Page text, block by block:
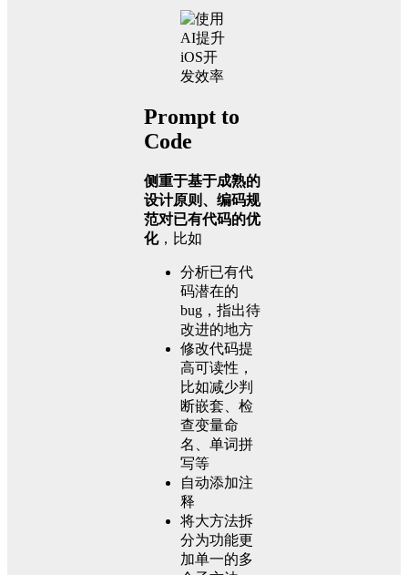
Prompt to
Code
侧重于基于成熟的
设计原则、编码规
范对已有代码的优
化，比如
分析已有代
码潜在的
bug，指出待
改进的地方
修改代码提
高可读性，
比如减少判
断嵌套、检
查变量命
名、单词拼
写等
自动添加注
释
将大方法拆
分为功能更
加单一的多